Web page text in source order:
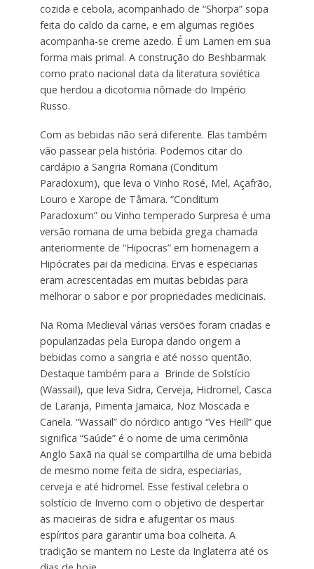
cozida e cebola, acompanhado de “Shorpa” sopa
feita do caldo da carne, e em algumas regiões
acompanha-se creme azedo. É um Lamen em sua
forma mais primal. A construção do Beshbarmak
como prato nacional data da literatura soviética
que herdou a dicotomia nômade do Império
Russo.
Com as bebidas não será diferente. Elas também
vão passear pela história. Podemos citar do
cardápio a Sangria Romana (Conditum
Paradoxum), que leva o Vinho Rosé, Mel, Açafrão,
Louro e Xarope de Tâmara. “Conditum
Paradoxum” ou Vinho temperado Surpresa é uma
versão romana de uma bebida grega chamada
anteriormente de “Hipocras” em homenagem a
Hipócrates pai da medicina. Ervas e especiarias
eram acrescentadas em muitas bebidas para
melhorar o sabor e por propriedades medicinais.
Na Roma Medieval várias versões foram criadas e
popularizadas pela Europa dando origem a
bebidas como a sangria e até nosso quentão.
Destaque também para a Brinde de Solstício
(Wassail), que leva Sidra, Cerveja, Hidromel, Casca
de Laranja, Pimenta Jamaica, Noz Moscada e
Canela. “Wassail” do nórdico antigo “Ves Heill” que
significa “Saúde” é o nome de uma cerimônia
Anglo Saxã na qual se compartilha de uma bebida
de mesmo nome feita de sidra, especiarias,
cerveja e até hidromel. Esse festival celebra o
solstício de Inverno com o objetivo de despertar
as macieiras de sidra e afugentar os maus
espíritos para garantir uma boa colheita. A
tradição se mantem no Leste da Inglaterra até os